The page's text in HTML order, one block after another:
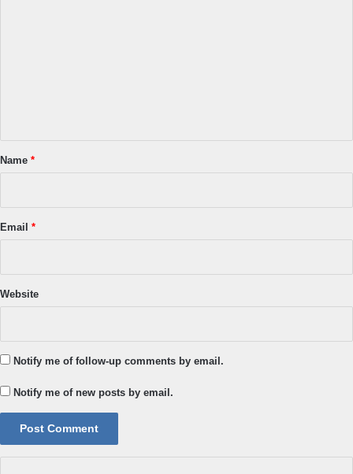
*Name *
Email *
Website
Notify me of follow-up comments by email.
Notify me of new posts by email.